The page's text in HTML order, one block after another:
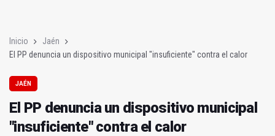
Inicio
Jaén
El PP denuncia un dispositivo municipal "insuficiente" contra el calor
JAÉN
El PP denuncia un dispositivo municipal
"insuficiente" contra el calor